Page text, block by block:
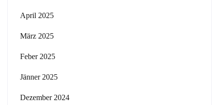
April 2025
März 2025
Feber 2025
Jänner 2025
Dezember 2024